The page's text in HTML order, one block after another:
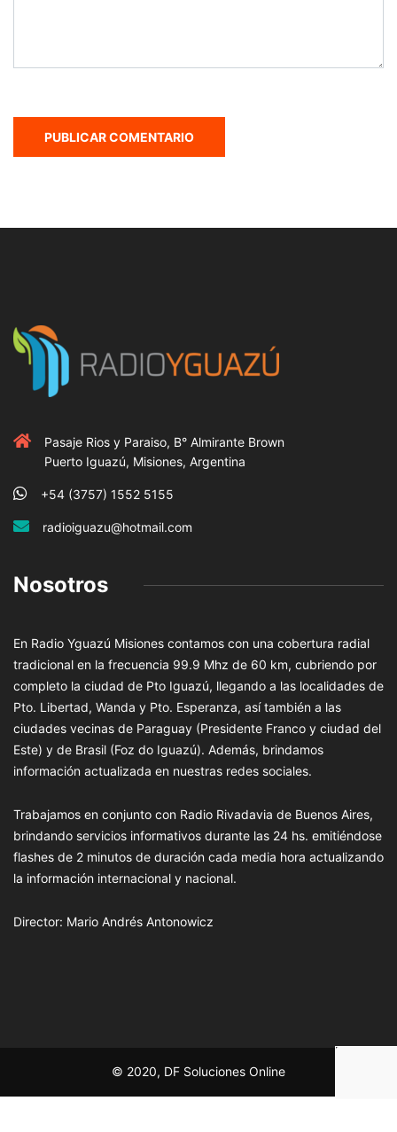
Pasaje Rios y Paraiso, B° Almirante Brown
Puerto Iguazú, Misiones, Argentina
+54 (3757) 1552 5155
radioiguazu@hotmail.com
Nosotros
En Radio Yguazú Misiones contamos con una cobertura radial
tradicional en la frecuencia 99.9 Mhz de 60 km, cubriendo por
completo la ciudad de Pto Iguazú, llegando a las localidades de
Pto. Libertad, Wanda y Pto. Esperanza, así también a las
ciudades vecinas de Paraguay (Presidente Franco y ciudad del
Este) y de Brasil (Foz do Iguazú). Además, brindamos
información actualizada en nuestras redes sociales.
Trabajamos en conjunto con Radio Rivadavia de Buenos Aires,
brindando servicios informativos durante las 24 hs. emitiéndose
flashes de 2 minutos de duración cada media hora actualizando
la información internacional y nacional.
Director: Mario Andrés Antonowicz
© 2020, DF Soluciones Online